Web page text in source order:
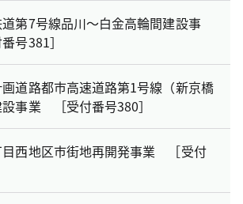
第7号線品川～白金高輪間建設事
号381］
道路都市高速道路第1号線（新京橋
事業 ［受付番号380］
目西地区市街地再開発事業 ［受付